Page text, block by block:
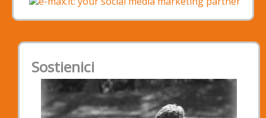
Sostienici